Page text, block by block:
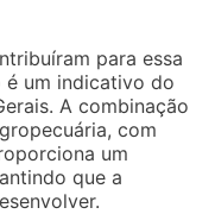
para essa
um indicativo do
A combinação
com
um
que a